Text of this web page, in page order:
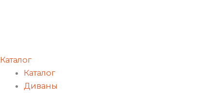
Каталог
Каталог
Диваны